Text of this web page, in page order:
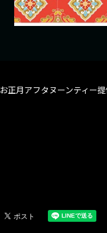
お正月アフタヌーンティー